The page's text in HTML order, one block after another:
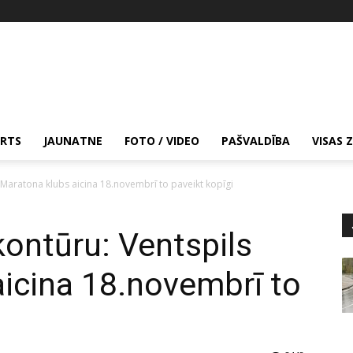
JAUNATNE FOTO / VIDEO PAŠVALDĪBA VISAS
klubs aicina 18.novembrī to paveikt kopīgi
Ventspils
18.novembrī to